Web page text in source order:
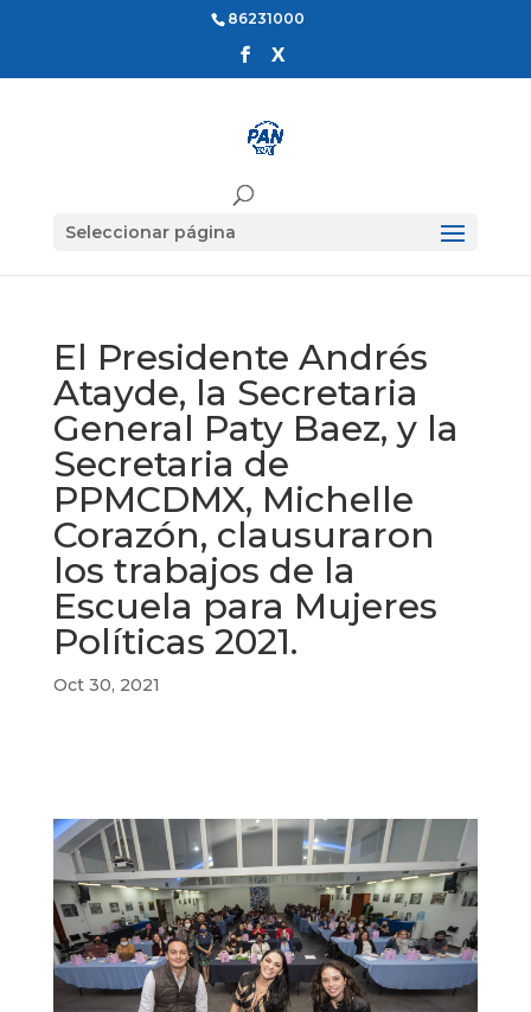
86231000
Seleccionar página
El Presidente Andrés
Atayde, la Secretaria
General Paty Baez, y la
Secretaria de
PPMCDMX, Michelle
Corazón, clausuraron
los trabajos de la
Escuela para Mujeres
Políticas 2021.
Oct 30, 2021